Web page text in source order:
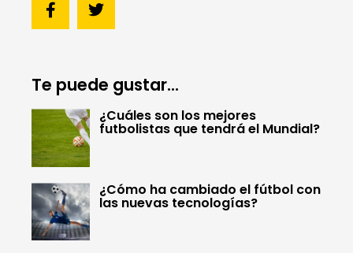
Te puede gustar...
¿Cuáles son los mejores
futbolistas que tendrá el Mundial?
¿Cómo ha cambiado el fútbol con
las nuevas tecnologías?